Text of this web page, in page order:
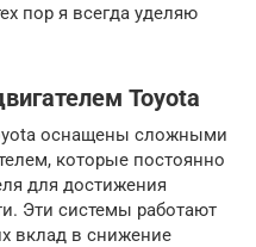
пор я всегда уделяю
Toyota
оснащены сложными
которые постоянно
для достижения
Эти системы работают
вклад в снижение